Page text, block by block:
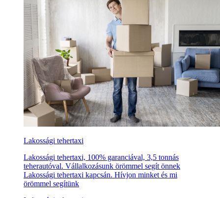
Lakossági tehertaxi
Lakossági tehertaxi, 100% garanciával, 3,5 tonnás
teherautóval. Vállalkozásunk örömmel segít önnek
Lakossági tehertaxi kapcsán. Hívjon minket és mi
örömmel segítünk